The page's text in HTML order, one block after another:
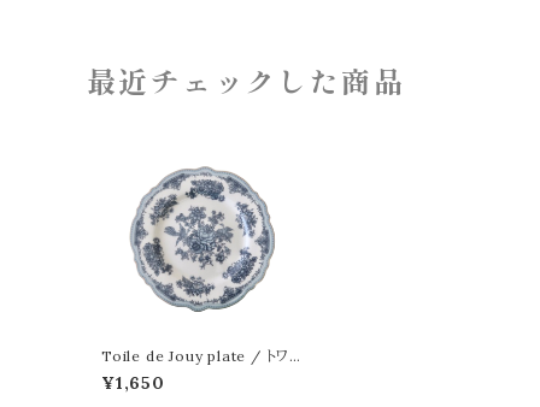
最近チェックした商品
Toile de Jouy plate / トワ
ルドジュイ プレート
¥1,650